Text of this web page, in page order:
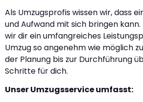
Als Umzugsprofis wissen wir, dass
und Aufwand mit sich bringen
wir dir ein umfangreiches
Umzug so angenehm wie möglich
der Planung bis zur Durchführung
Schritte für dich.
Unser Umzugsservice umfasst: